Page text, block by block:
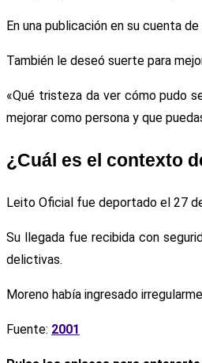
En una publicación en su cuenta
También le deseó suerte para
«Qué tristeza da ver cómo pudo
mejorar como persona y que
¿Cuál es el contexto
Leito Oficial fue deportado el 27
Su llegada fue recibida con
delictivas.
Moreno había ingresado
Fuente: 2001